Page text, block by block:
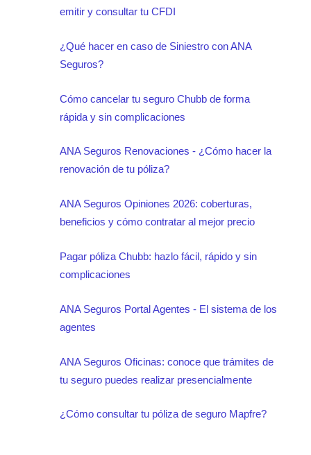
emitir y consultar tu CFDI
¿Qué hacer en caso de Siniestro con ANA
Seguros?
Cómo cancelar tu seguro Chubb de forma
rápida y sin complicaciones
ANA Seguros Renovaciones - ¿Cómo hacer la
renovación de tu póliza?
ANA Seguros Opiniones 2026: coberturas,
beneficios y cómo contratar al mejor precio
Pagar póliza Chubb: hazlo fácil, rápido y sin
complicaciones
ANA Seguros Portal Agentes - El sistema de los
agentes
ANA Seguros Oficinas: conoce que trámites de
tu seguro puedes realizar presencialmente
¿Cómo consultar tu póliza de seguro Mapfre?